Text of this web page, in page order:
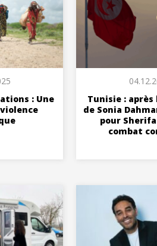
: Une
Tunisie :
de Sonia
pour
combat